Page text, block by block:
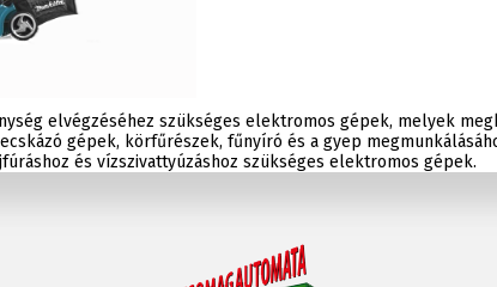
elvégzéséhez szükséges elektromos gépek, melyek
gépek, körfűrészek, fűnyíró és a gyep
és vízszivattyúzáshoz szükséges elektromos gépek.